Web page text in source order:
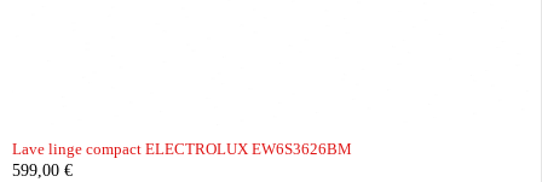
Lave linge compact ELECTROLUX EW6S3626BM
599,00 €